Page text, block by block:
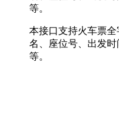
等。
本接口支持火车票
名、座位号、出发
等。